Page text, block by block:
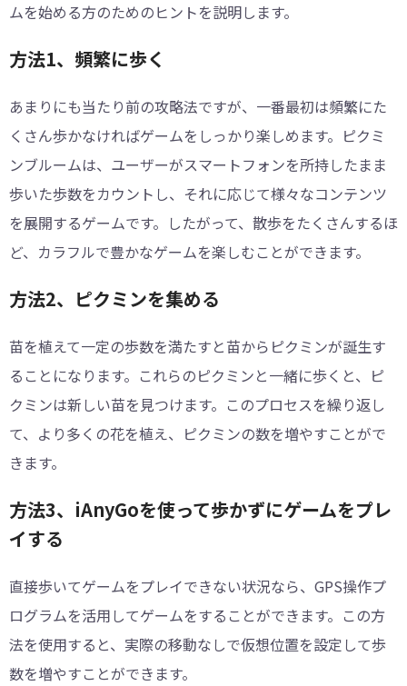
ムを始める方のためのヒントを説明します。
方法1、頻繁に歩く
あまりにも当たり前の攻略法ですが、一番最初は頻繁にた
くさん歩かなければゲームをしっかり楽しめます。ピクミ
ンブルームは、ユーザーがスマートフォンを所持したまま
歩いた歩数をカウントし、それに応じて様々なコンテンツ
を展開するゲームです。したがって、散歩をたくさんするほ
ど、カラフルで豊かなゲームを楽しむことができます。
方法2、ピクミンを集める
苗を植えて一定の歩数を満たすと苗からピクミンが誕生す
ることになります。これらのピクミンと一緒に歩くと、ピ
クミンは新しい苗を見つけます。このプロセスを繰り返し
て、より多くの花を植え、ピクミンの数を増やすことがで
きます。
方法3、iAnyGoを使って歩かずにゲームをプレ
イする
直接歩いてゲームをプレイできない状況なら、GPS操作プ
ログラムを活用してゲームをすることができます。この方
法を使用すると、実際の移動なしで仮想位置を設定して歩
数を増やすことができます。